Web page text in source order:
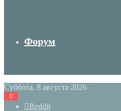
Форум
Суббота, 8 августа 2026
Reddit